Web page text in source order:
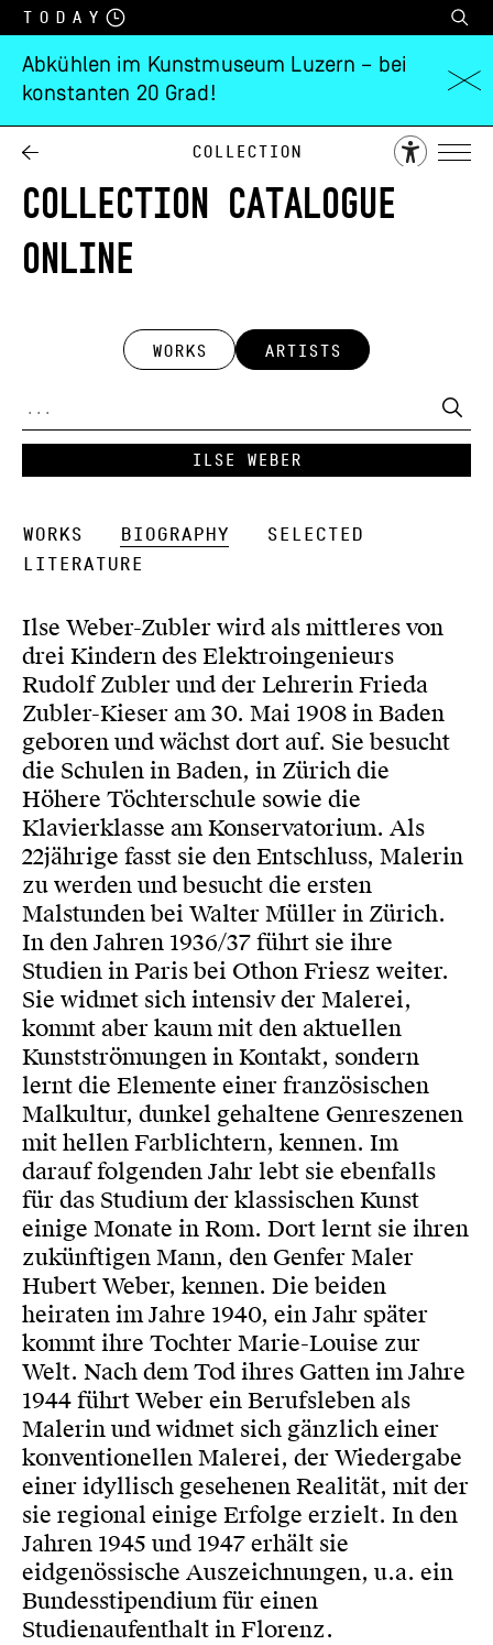
Today
Abkühlen im Kunstmuseum Luzern – bei
konstanten 20 Grad!
Collection
COLLECTION CATALOGUE
ONLINE
WORKS ARTISTS
Ilse Weber
Works Biography
Selected
Literature
Ilse Weber-Zubler wird als mittleres von
drei Kindern des Elektroingenieurs
Rudolf Zubler und der Lehrerin Frieda
Zubler-Kieser am 30. Mai 1908 in Baden
geboren und wächst dort auf. Sie besucht
die Schulen in Baden, in Zürich die
Höhere Töchterschule sowie die
Klavierklasse am Konservatorium. Als
22jährige fasst sie den Entschluss, Malerin
zu werden und besucht die ersten
Malstunden bei Walter Müller in Zürich.
In den Jahren 1936/37 führt sie ihre
Studien in Paris bei Othon Friesz weiter.
Sie widmet sich intensiv der Malerei,
kommt aber kaum mit den aktuellen
Kunstströmungen in Kontakt, sondern
lernt die Elemente einer französischen
Malkultur, dunkel gehaltene Genreszenen
mit hellen Farblichtern, kennen. Im
darauf folgenden Jahr lebt sie ebenfalls
für das Studium der klassischen Kunst
einige Monate in Rom. Dort lernt sie ihren
zukünftigen Mann, den Genfer Maler
Hubert Weber, kennen. Die beiden
heiraten im Jahre 1940, ein Jahr später
kommt ihre Tochter Marie-Louise zur
Welt. Nach dem Tod ihres Gatten im Jahre
1944 führt Weber ein Berufsleben als
Malerin und widmet sich gänzlich einer
konventionellen Malerei, der Wiedergabe
einer idyllisch gesehenen Realität, mit der
sie regional einige Erfolge erzielt. In den
Jahren 1945 und 1947 erhält sie
eidgenössische Auszeichnungen, u.a. ein
Bundesstipendium für einen
Studienaufenthalt in Florenz.